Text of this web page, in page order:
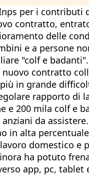
per i
contratto,
delle
e a persone
"colf e badanti".
contratto
in grande
rapporto di
e 200 mila colf e
da assistere.
in alta
domestico e
ha potuto
app, pc,